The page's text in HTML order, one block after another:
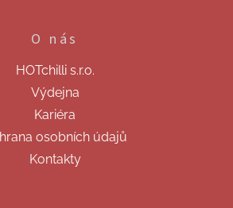
O nás
HOTchilli s.r.o.
Výdejna
Kariéra
osobních údajů
Kontakty